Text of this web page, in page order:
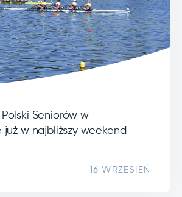
Seniorów w
w najbliższy weekend
16 WRZESIEŃ